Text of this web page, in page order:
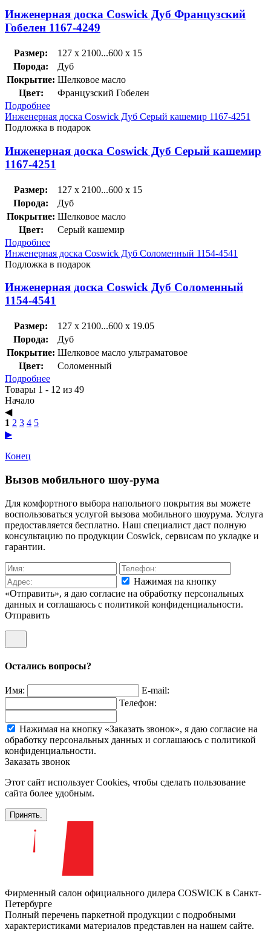
Инженерная доска Coswick Дуб Французский
Гобелен 1167-4249
Размер:
127 x 2100...600 x 15
Порода:
Дуб
Покрытие: Шелковое масло
Цвет:
Французский Гобелен
Подробнее
Инженерная доска Coswick Дуб Серый кашемир 1167-4251
Подложка в подарок
Инженерная доска Coswick Дуб Серый кашемир
1167-4251
Размер:
127 x 2100...600 x 15
Порода:
Дуб
Покрытие: Шелковое масло
Цвет:
Серый кашемир
Подробнее
Инженерная доска Coswick Дуб Соломенный 1154-4541
Подложка в подарок
Инженерная доска Coswick Дуб Соломенный
1154-4541
Размер:
127 x 2100...600 x 19.05
Порода:
Дуб
Покрытие: Шелковое масло ультраматовое
Цвет:
Соломенный
Подробнее
Товары 1 - 12 из 49
Начало
◀︎
1 2 3 4 5
▶︎
Конец
Вызов мобильного шоу-рума
Для комфортного выбора напольного покрытия вы можете
воспользоваться услугой вызова мобильного шоурума. Услуга
предоставляется бесплатно. Наш специалист даст полную
консультацию по продукции Coswick, сервисам по укладке и
гарантии.
Нажимая на кнопку
«Отправить», я даю согласие на обработку персональных
данных и соглашаюсь c политикой конфиденциальности.
Отправить
Остались вопросы?
Имя:
E-mail:
Телефон:
Нажимая на кнопку «Заказать звонок», я даю согласие на
обработку персональных данных и соглашаюсь c политикой
конфиденциальности.
Заказать звонок
Этот сайт использует Cookies, чтобы сделать пользование
сайта более удобным.
Принять.
Фирменный салон официального дилера COSWICK в Санкт-
Петербурге
Полный перечень паркетной продукции с подробными
характеристиками материалов представлен на нашем сайте.